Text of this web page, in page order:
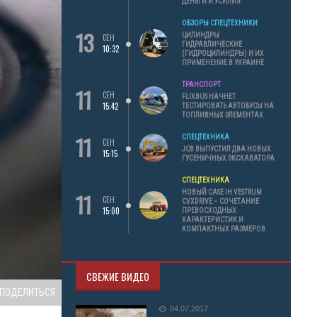
13
СЕН
10:32
ОБЗОРЫ СПЕЦТЕХНИКИ
ЦИЛИНДРЫ
ГИДРАВЛИЧЕСКИЕ
(ГИДРОЦИЛИНДРЫ) И ИХ
ПРИМЕНЕНИЕ В УКРАИНЕ
11
СЕН
15:42
ТРАНСПОРТ
FLIXBUS НАЧНЕТ
ТЕСТИРОВАТЬ АВТОБУСЫ НА
ТОПЛИВНЫХ ЭЛЕМЕНТАХ
11
СЕН
15:15
СПЕЦТЕХНИКА
JCB ВЫПУСТИЛ ДВА НОВЫХ
ГУСЕНИЧНЫХ ЭКСКАВАТОРА
11
СЕН
15:00
СПЕЦТЕХНИКА
НОВЫЙ CASE IH VESTRUM
CVXDRIVE – СОЧЕТАНИЕ
ПРЕВОСХОДНЫХ
ХАРАКТЕРИСТИК И
КОМПАКТНЫХ РАЗМЕРОВ
СВЕЖИЕ ВИДЕО
04.07.2017